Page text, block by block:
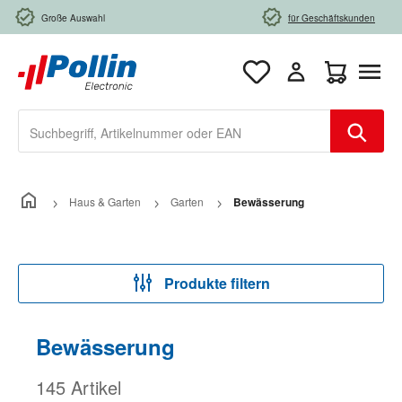
Zum Hauptinhalt springen
Große Auswahl für Geschäftskunden
Haus & Garten Garten Bewässerung
Produkte filtern
Bewässerung
145 Artikel